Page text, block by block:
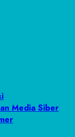
Media Siber